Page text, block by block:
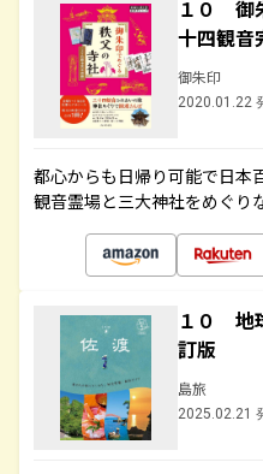
１０ 御
十四観
御朱印
2020.01.22
都心からも日帰り可能で日本
観音霊場と三大神社をめぐり
１０ 地
訂版
島旅
2025.02.21